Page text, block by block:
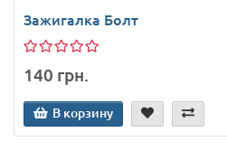
Зажигалка Болт
140 грн.
В корзину